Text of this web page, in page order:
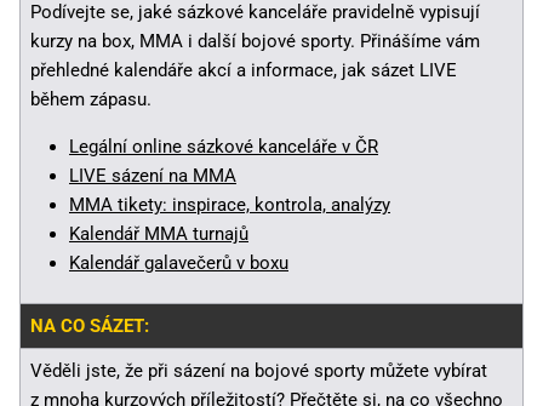
Podívejte se, jaké sázkové kanceláře pravidelně vypisují
kurzy na box, MMA i další bojové sporty. Přinášíme vám
přehledné kalendáře akcí a informace, jak sázet LIVE
během zápasu.
Legální online sázkové kanceláře v ČR
LIVE sázení na MMA
MMA tikety: inspirace, kontrola, analýzy
Kalendář MMA turnajů
Kalendář galavečerů v boxu
NA CO SÁZET:
Věděli jste, že při sázení na bojové sporty můžete vybírat
z mnoha kurzových příležitostí? Přečtěte si, na co všechno